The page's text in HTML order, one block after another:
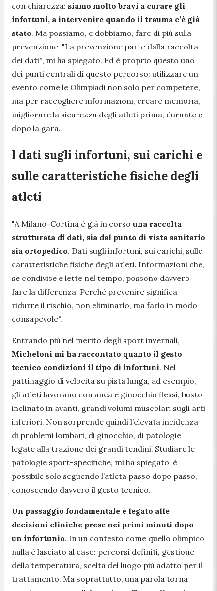
con chiarezza: siamo molto bravi a curare gli
infortuni, a intervenire quando il trauma c’è già
stato. Ma possiamo, e dobbiamo, fare di più sulla
prevenzione. "La prevenzione parte dalla raccolta
dei dati", mi ha spiegato. Ed è proprio questo uno
dei punti centrali di questo percorso: utilizzare un
evento come le Olimpiadi non solo per competere,
ma per raccogliere informazioni, creare memoria,
migliorare la sicurezza degli atleti prima, durante e
dopo la gara.
I dati sugli infortuni, sui carichi e
sulle caratteristiche fisiche degli
atleti
"A Milano-Cortina è già in corso una raccolta
strutturata di dati, sia dal punto di vista sanitario
sia ortopedico. Dati sugli infortuni, sui carichi, sulle
caratteristiche fisiche degli atleti. Informazioni che,
se condivise e lette nel tempo, possono davvero
fare la differenza. Perché prevenire significa
ridurre il rischio, non eliminarlo, ma farlo in modo
consapevole".
Entrando più nel merito degli sport invernali,
Micheloni mi ha raccontato quanto il gesto
tecnico condizioni il tipo di infortuni. Nel
pattinaggio di velocità su pista lunga, ad esempio,
gli atleti lavorano con anca e ginocchio flessi, busto
inclinato in avanti, grandi volumi muscolari sugli arti
inferiori. Non sorprende quindi l’elevata incidenza
di problemi lombari, di ginocchio, di patologie
legate alla trazione dei grandi tendini. Studiare le
patologie sport-specifiche, mi ha spiegato, è
possibile solo seguendo l’atleta passo dopo passo,
conoscendo davvero il gesto tecnico.
Un passaggio fondamentale è legato alle
decisioni cliniche prese nei primi minuti dopo
un infortunio. In un contesto come quello olimpico
nulla è lasciato al caso: percorsi definiti, gestione
della temperatura, scelta del luogo più adatto per il
trattamento. Ma soprattutto, una parola torna